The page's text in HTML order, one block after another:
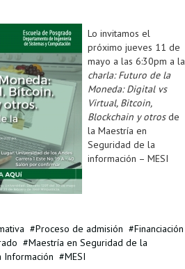
Lo invitamos el
próximo jueves 11 de
mayo a las 6:30pm a la
charla: Futuro de la
Moneda: Digital vs
Virtual, Bitcoin,
Blockchain y otrosde
la Maestría en
Seguridad de la
información – MESI
Proceso de admisión
Financiación
Maestría en Seguridad de la
Información
MESI